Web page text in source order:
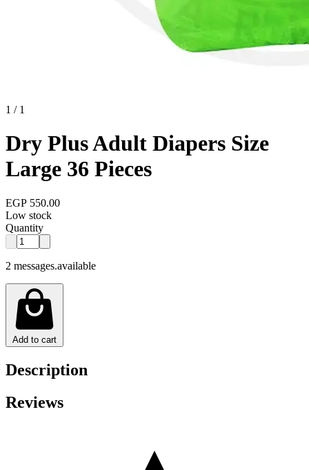
1 / 1
Dry Plus Adult Diapers Size
Large 36 Pieces
EGP 550.00
Low stock
Quantity
2 messages.available
Add to cart
Description
Reviews